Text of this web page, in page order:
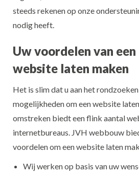
steeds rekenen op onze
nodig heeft.
Uw voordelen van
website laten maken
Het is slim dat u aan het
mogelijkheden om een website
omstreken biedt een flink aantal
internetbureaus. JVH webbouw
voordelen om een website laten
Wij werken op basis van uw